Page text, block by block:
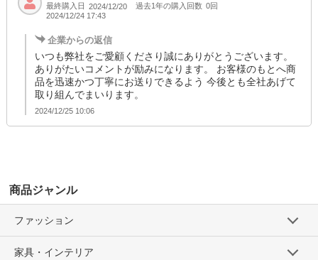
最終購入日 2024/12/20 過去1年の購入回数 0回
2024/12/24 17:43
企業からの返信
いつも弊社をご愛顧くださり誠にありがとうございます。
ありがたいコメントが励みになります。 お客様のもとへ商
品を迅速かつ丁寧にお送りできるよう 今後とも全社あげて
取り組んでまいります。
2024/12/25 10:06
商品ジャンル
ファッション
家具・インテリア